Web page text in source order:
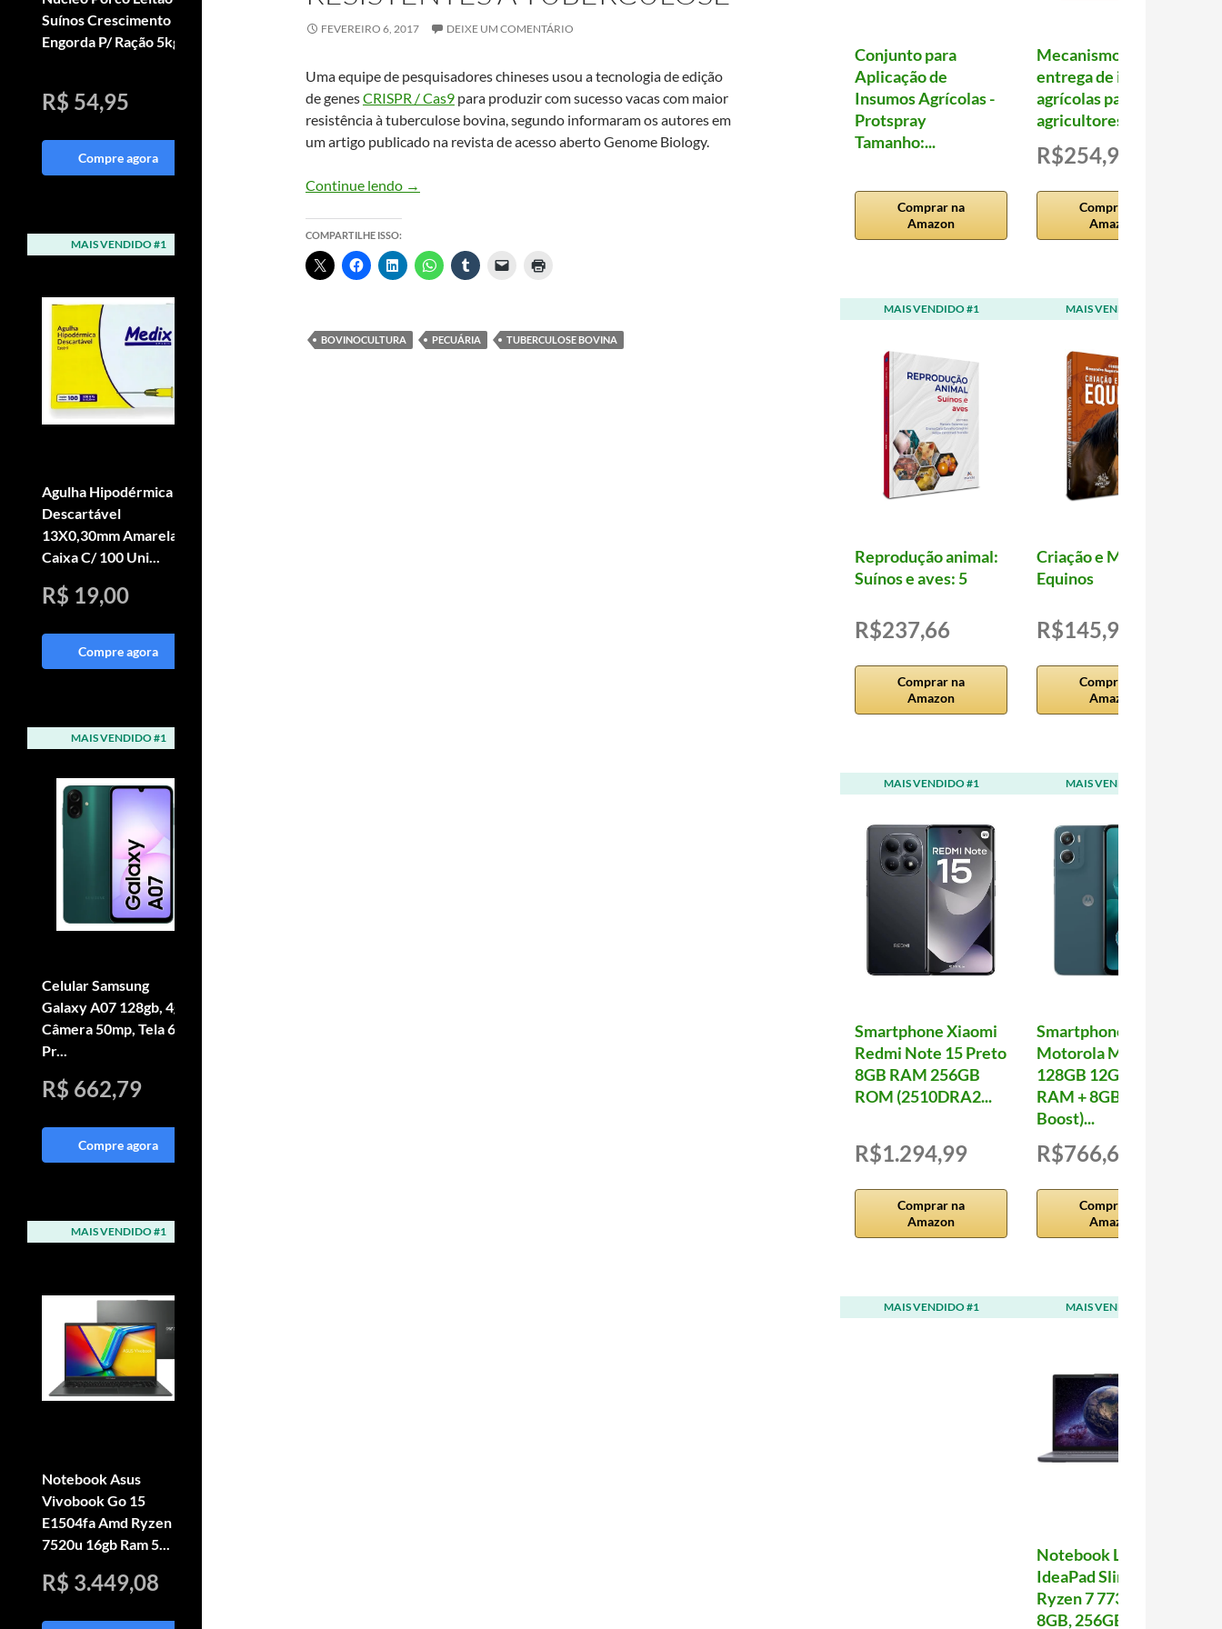
FEVEREIRO 6, 2017 DEIXE UM COMENTÁRIO
Uma equipe de pesquisadores chineses usou a tecnologia de edição
de genesCRISPR / Cas9 para produzir com sucesso vacas com maior
resistência à tuberculose bovina, segundo informaram os autores em
um artigo publicado na revista de acesso aberto Genome Biology.
Continue lendo Tuberculose bovina: Cientistas chineses desenvolvem vacas resistentes a tuberculose
→
COMPARTILHE ISSO:
BOVINOCULTURA PECUÁRIA TUBERCULOSE BOVINA
Conjunto para
Aplicação de
Insumos Agrícolas -
Protspray
Tamanho:...
Comprar na
Amazon
Mecanismo de
entrega de insumos
agrícolas para
agricultores de al...
R$254,96
Comprar na
Amazon
MAIS VENDIDO #1
Reprodução animal:
Suínos e aves: 5
R$237,66
Comprar na
Amazon
MAIS VENDIDO #2
Criação e Manejo de
Equinos
R$145,96
Comprar na
Amazon
MAIS VENDIDO #1
Smartphone Xiaomi
Redmi Note 15 Preto
8GB RAM 256GB
ROM (2510DRA2...
R$1.294,99
Comprar na
Amazon
MAIS VENDIDO #2
Smartphone
Motorola Moto g06-
128GB 12GB (4GB
RAM + 8GB Ram
Boost)...
R$766,66
Comprar na
Amazon
MAIS VENDIDO #1 MAIS VENDIDO #2
Notebook Lenovo
IdeaPad Slim 3
Ryzen 7 7735HS,
8GB, 256GB SSD
Suínos Crescimento
Engorda P/ Ração 5kg
R$ 54,95
Compre agora
Crescimento Cavalo
R$ 288,81 R$ 119,90
MAIS VENDIDO #1
Agulha Hipodérmica
Descartável
13X0,30mm Amarela
Caixa C/ 100 Uni...
R$ 19,00
Compre agora
MAIS VENDIDO #1
Celular Samsung
Galaxy A07 128gb, 4gb,
Câmera 50mp, Tela 6.7 ,
Pr...
R$ 662,79
Compre agora
MAIS VENDIDO #1
Notebook Asus
Vivobook Go 15
E1504fa Amd Ryzen 5
7520u 16gb Ram 5...
R$ 3.449,08